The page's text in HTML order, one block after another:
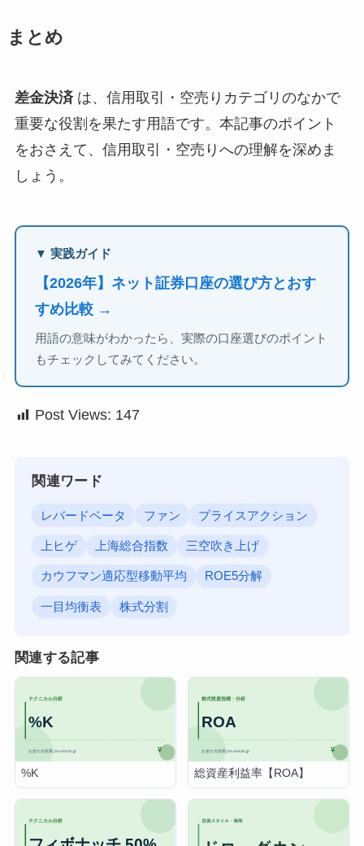
まとめ
差金決済は、信用取引・空売りカテゴリのなかで
重要な役割を果たす用語です。本記事のポイント
をおさえて、信用取引・空売りへの理解を深めま
しょう。
▼ 実践ガイド
【2026年】ネット証券口座の選び方とおす
すめ比較 →
用語の意味がわかったら、実際の口座選びのポイント
もチェックしてみてください。
Post Views: 147
関連ワード
レバードベータ ファン プライスアクション
上ヒゲ 上海総合指数 三空吹き上げ
カウフマン適応型移動平均 ROE5分解
一目均衡表 株式分割
関連する記事
%K 総資産利益率【ROA】